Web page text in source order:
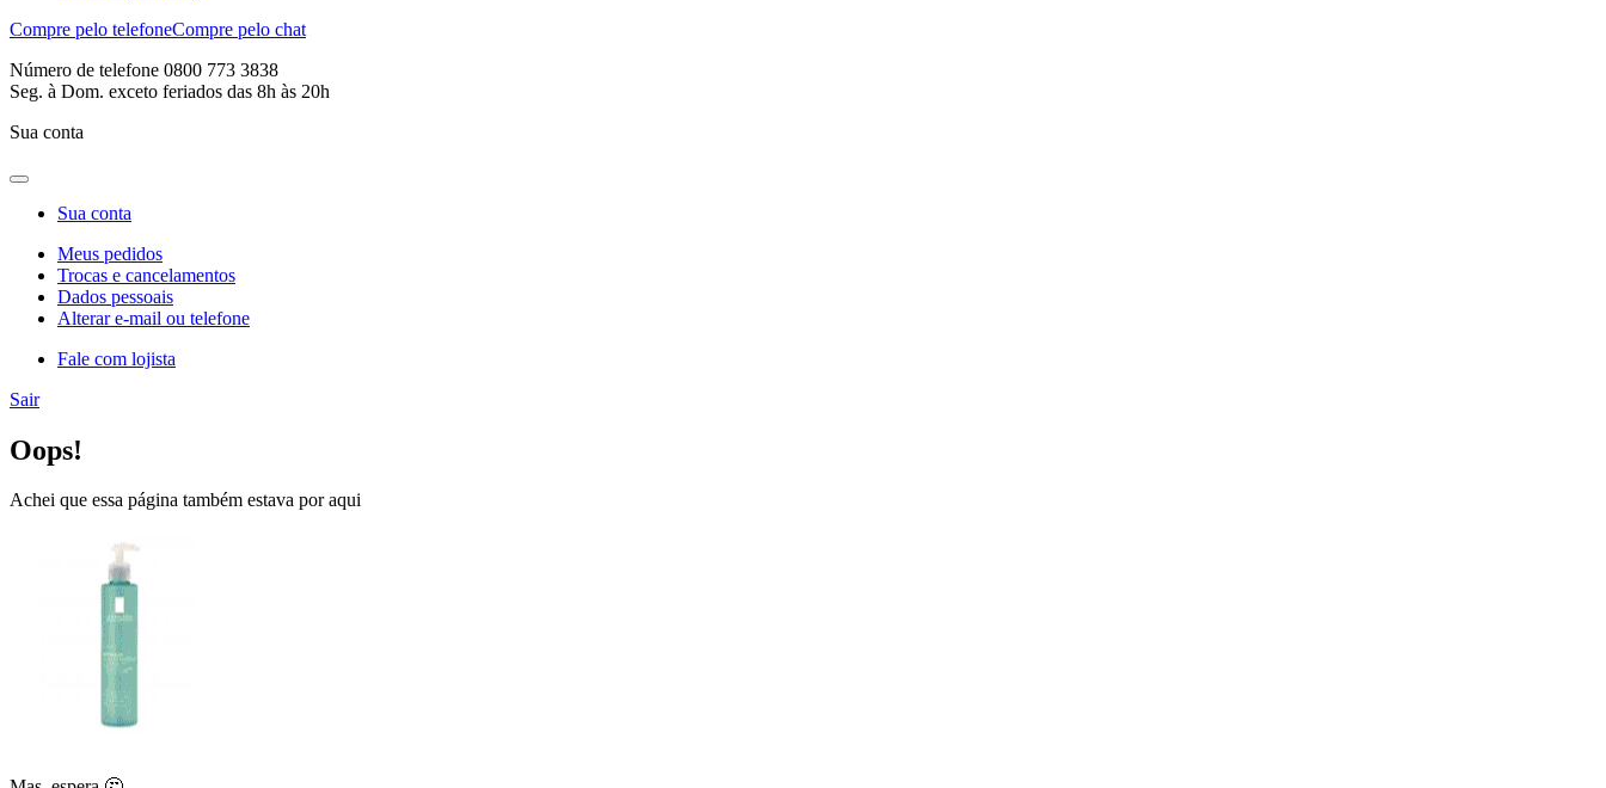
Compre pelo telefoneCompre pelo chat
Número de telefone 0800 773 3838
Seg. à Dom. exceto feriados das 8h às 20h
Sua conta
Sua conta
Meus pedidos
Trocas e cancelamentos
Dados pessoais
Alterar e-mail ou telefone
Fale com lojista
Sair
Oops!
Achei que essa página também estava por aqui